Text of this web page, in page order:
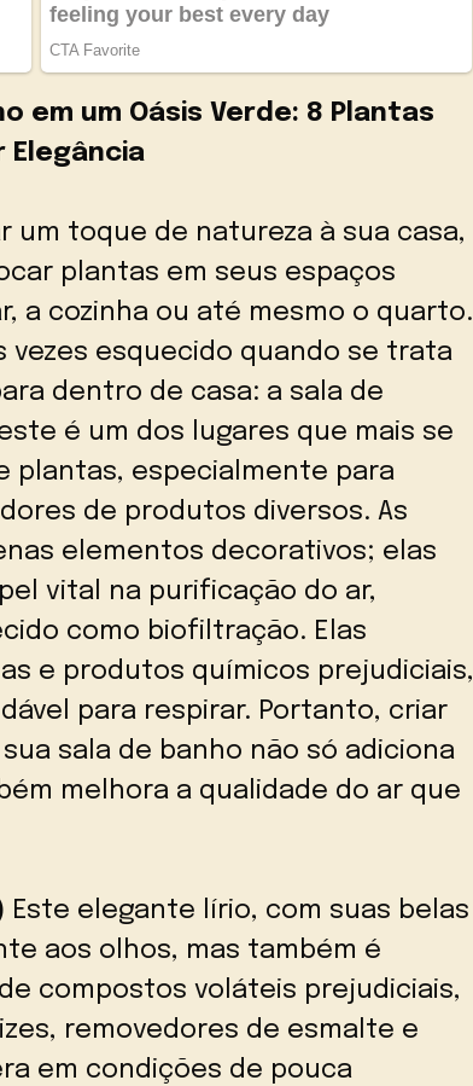
em um Oásis Verde: 8 Plantas
Elegância
um toque de natureza à sua casa,
plantas em seus espaços
a cozinha ou até mesmo o quarto.
vezes esquecido quando se trata
dentro de casa: a sala de
é um dos lugares que mais se
plantas, especialmente para
de produtos diversos. As
elementos decorativos; elas
vital na purificação do ar,
como biofiltração. Elas
e produtos químicos prejudiciais,
para respirar. Portanto, criar
sala de banho não só adiciona
melhora a qualidade do ar que
Este elegante lírio, com suas belas
aos olhos, mas também é
compostos voláteis prejudiciais,
removedores de esmalte e
em condições de pouca